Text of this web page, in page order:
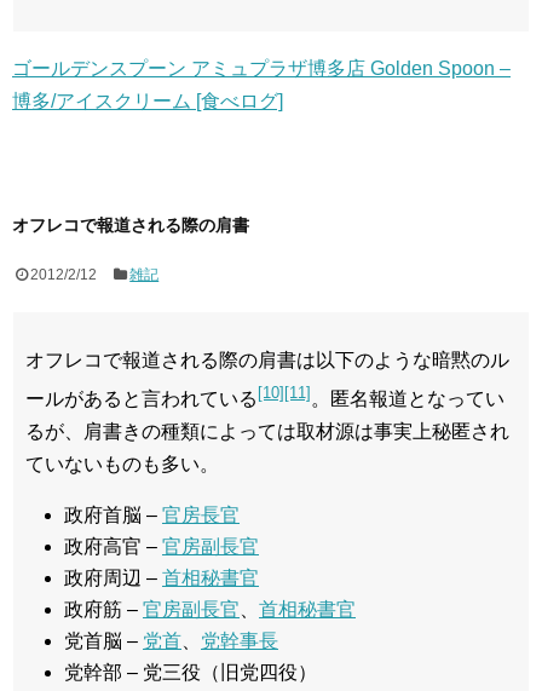
ゴールデンスプーン アミュプラザ博多店 Golden Spoon –
博多/アイスクリーム [食べログ]
オフレコで報道される際の肩書
2012/2/12 雑記
オフレコで報道される際の肩書は以下のような暗黙のル
ールがあると言われている [10][11] 。匿名報道となってい
るが、肩書きの種類によっては取材源は事実上秘匿され
ていないものも多い。
政府首脳 – 官房長官
政府高官 – 官房副長官
政府周辺 – 首相秘書官
政府筋 – 官房副長官
首相秘書官
党首脳 – 党首
党幹事長
党幹部 – 党三役（旧党四役）